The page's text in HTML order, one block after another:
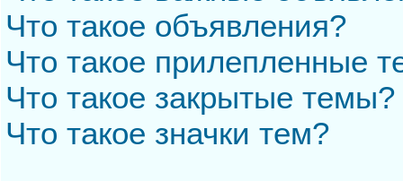
Что такое объявления?
Что такое прилепленные
Что такое закрытые темы?
Что такое значки тем?